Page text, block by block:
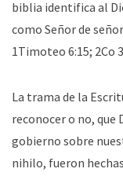
biblia identifica al
como Señor de
1Timoteo 6:15; 2Co
La trama de la
reconocer o no,
gobierno sobre
nihilo, fueron